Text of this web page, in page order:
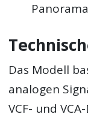
Das Modell
analogen
VCF- und